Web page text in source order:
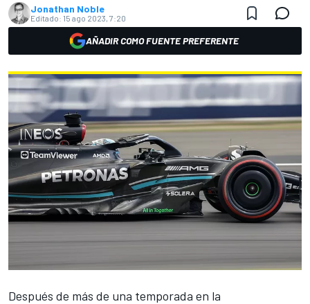
Jonathan Noble
Editado: 15 ago 2023, 7:20
AÑADIR COMO FUENTE PREFERENTE
Después de más de una temporada en la